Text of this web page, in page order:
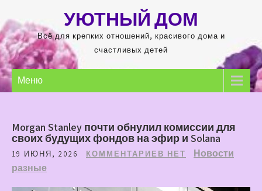
содержимому
УЮТНЫЙ ДОМ
Всё для крепких отношений, красивого дома и
счастливых детей
Меню
Morgan Stanley почти обнулил комиссии для
своих будущих фондов на эфир и Solana
19 ИЮНЯ, 2026 КОММЕНТАРИЕВ НЕТ
Новости
разные